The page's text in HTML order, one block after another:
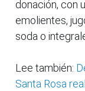
donación, con
emolientes,
soda o
Lee también:
Santa Rosa